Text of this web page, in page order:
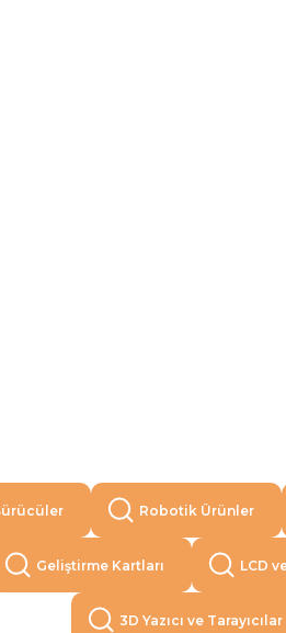
Robotik Ürünler
Geliştirme Kartları LCD
3D Yazıcı ve Tarayıcılar